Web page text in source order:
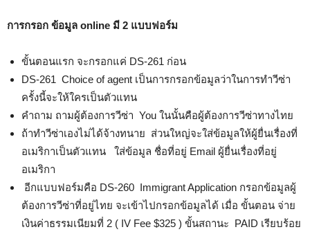
การกรอก ข้อมูล online มี 2 แบบฟอร์ม
ขั้นตอนแรก จะกรอกแค่ DS-261 ก่อน
DS-261 Choice of agent เป็นการกรอกข้อมูลว่าในการทำวีซ่า
ครั้งนี้จะให้ใครเป็นตัวแทน
คำถาม ถามผู้ต้องการวีซ่า You ในนั้นคือผู้ต้องการวีซ่าทางไทย
ถ้าทำวีซ่าเองไม่ได้จ้างทนาย ส่วนใหญ่จะใส่ข้อมูลให้ผู้ยื่นเรื่องที่
อเมริกาเป็นตัวแทน ใส่ข้อมูล ชื่อที่อยู่ Email ผู้ยื่นเรื่องที่อยู่
อเมริกา
อีกแบบฟอร์มคือ DS-260 Immigrant Application กรอกข้อมูลผู้
ต้องการวีซ่าที่อยู่ไทย จะเข้าไปกรอกข้อมูลได้ เมื่อ ขั้นตอน จ่าย
เงินค่าธรรมเนียมที่ 2 ( IV Fee $325 ) ขั้นสถานะ PAID เรียบร้อย